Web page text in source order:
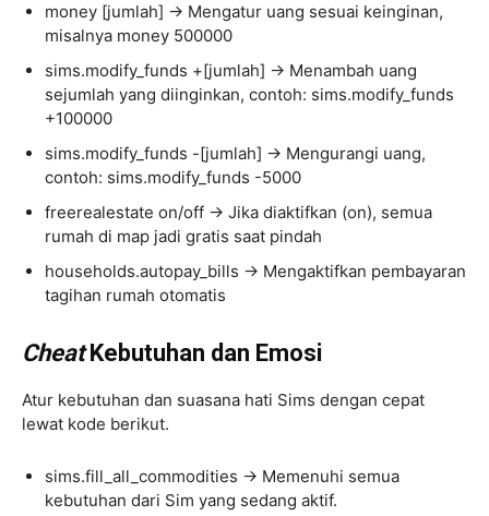
money [jumlah] → Mengatur uang sesuai keinginan,
misalnya money 500000
sims.modify_funds +[jumlah] → Menambah uang
sejumlah yang diinginkan, contoh: sims.modify_funds
+100000
sims.modify_funds -[jumlah] → Mengurangi uang,
contoh: sims.modify_funds -5000
freerealestate on/off → Jika diaktifkan (on), semua
rumah di map jadi gratis saat pindah
households.autopay_bills → Mengaktifkan pembayaran
tagihan rumah otomatis
CheatKebutuhan dan Emosi
Atur kebutuhan dan suasana hati Sims dengan cepat
lewat kode berikut.
sims.fill_all_commodities → Memenuhi semua
kebutuhan dari Sim yang sedang aktif.